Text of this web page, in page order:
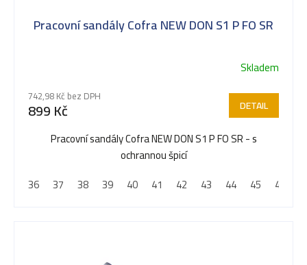
Pracovní sandály Cofra NEW DON S1 P FO SR
Skladem
742,98 Kč bez DPH
899 Kč DETAIL
Pracovní sandály Cofra NEW DON S1 P FO SR - s
ochrannou špicí
36
37 38 39 40 41 42 43 44 45 46